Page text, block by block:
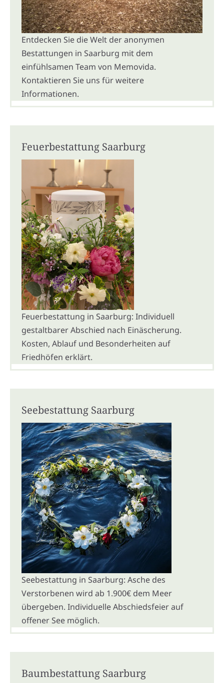
Entdecken Sie die Welt der anonymen
Bestattungen in Saarburg mit dem
einfühlsamen Team von Memovida.
Kontaktieren Sie uns für weitere
Informationen.
Feuerbestattung Saarburg
Feuerbestattung in Saarburg: Individuell
gestaltbarer Abschied nach Einäscherung.
Kosten, Ablauf und Besonderheiten auf
Friedhöfen erklärt.
Seebestattung Saarburg
Seebestattung in Saarburg: Asche des
Verstorbenen wird ab 1.900€ dem Meer
übergeben. Individuelle Abschiedsfeier auf
offener See möglich.
Baumbestattung Saarburg